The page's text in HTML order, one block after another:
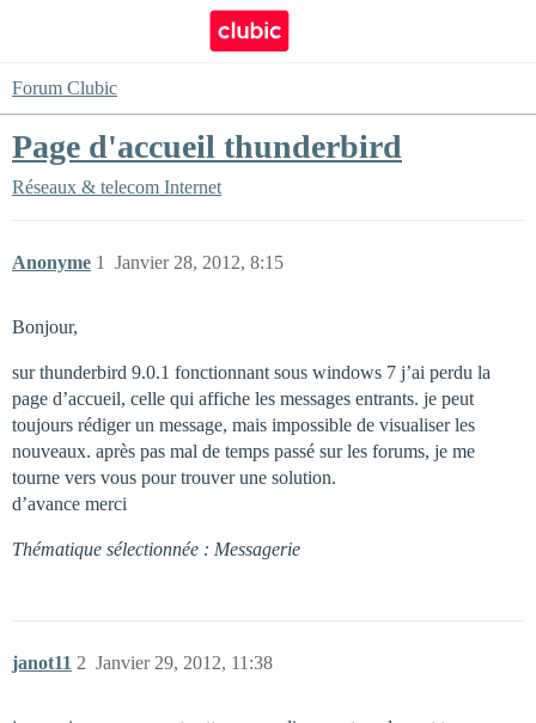
Forum Clubic
Page d'accueil thunderbird
Réseaux & telecom Internet
Anonyme Janvier 28, 2012, 8:15
1
Bonjour,
sur thunderbird 9.0.1 fonctionnant sous windows 7 j’ai perdu la
page d’accueil, celle qui affiche les messages entrants. je peut
toujours rédiger un message, mais impossible de visualiser les
nouveaux. après pas mal de temps passé sur les forums, je me
tourne vers vous pour trouver une solution.
d’avance merci
Thématique sélectionnée : Messagerie
janot11 Janvier 29, 2012, 11:38
2